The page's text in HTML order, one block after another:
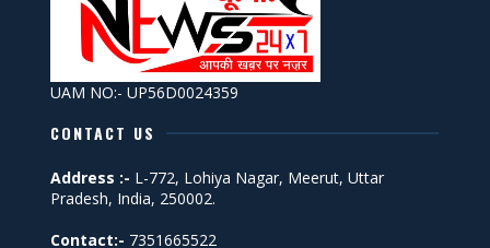
UAM NO:- UP56D0024359
CONTACT US
Address :- L-772, Lohiya Nagar, Meerut, Uttar
Pradesh, India, 250002.
Contact:- 7351665522